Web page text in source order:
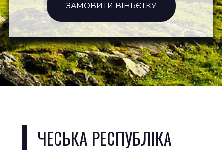
ЗАМОВИТИ ВІНЬЄТКУ
ЧЕСЬКА РЕСПУБЛІКА